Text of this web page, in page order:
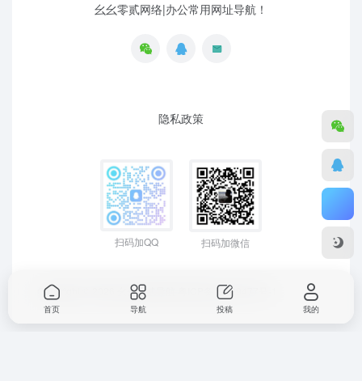
幺幺零贰网络|办公常用网址导航！
隐私政策
扫码加QQ 扫码加微信
Copyright © 2026 幺幺零贰导航 粤ICP备19129477号-1
首页 导航 投稿 我的